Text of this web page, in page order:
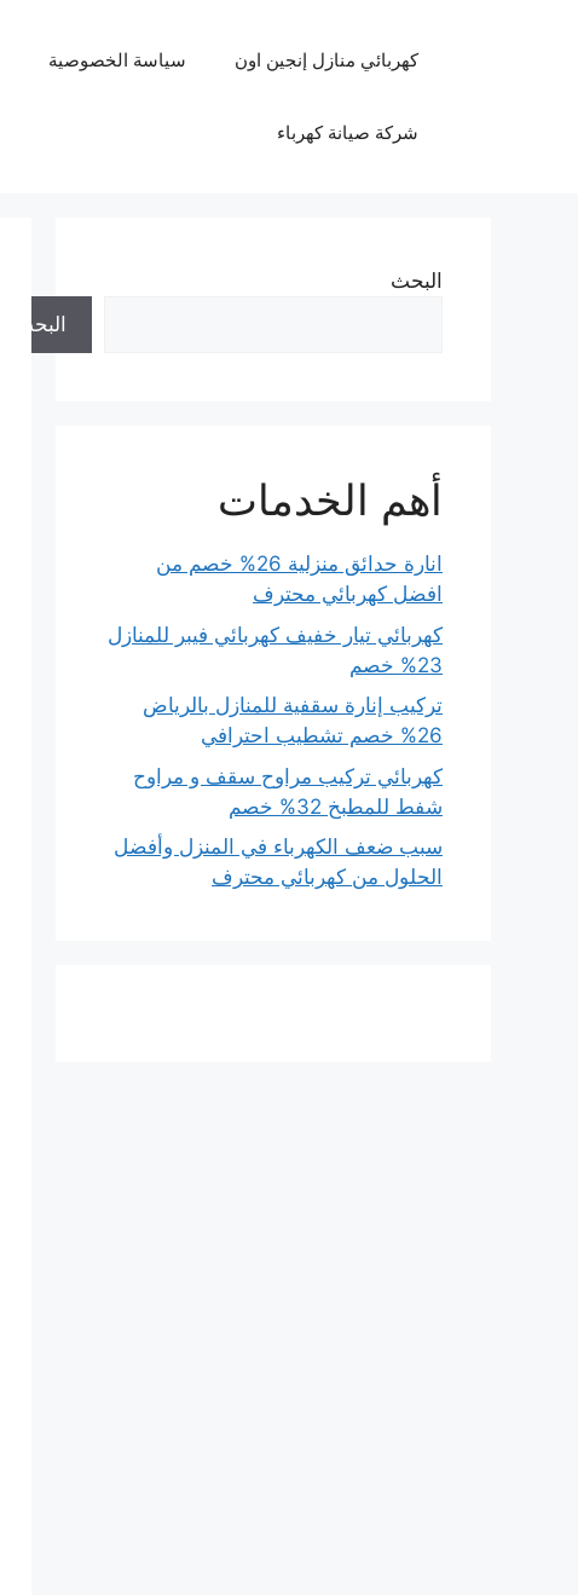
كهربائي منازل إنجين اون سياسة الخصوصية
شركة صيانة كهرباء
البحث
البحث
أهم الخدمات
انارة حدائق منزلية 26% خصم من
افضل كهربائي محترف
كهربائي تيار خفيف كهربائي فيبر للمنازل
23% خصم
تركيب إنارة سقفية للمنازل بالرياض
26% خصم تشطيب احترافي
كهربائي تركيب مراوح سقف و مراوح
شفط للمطبخ 32% خصم
سبب ضعف الكهرباء في المنزل وأفضل
الحلول من كهربائي محترف